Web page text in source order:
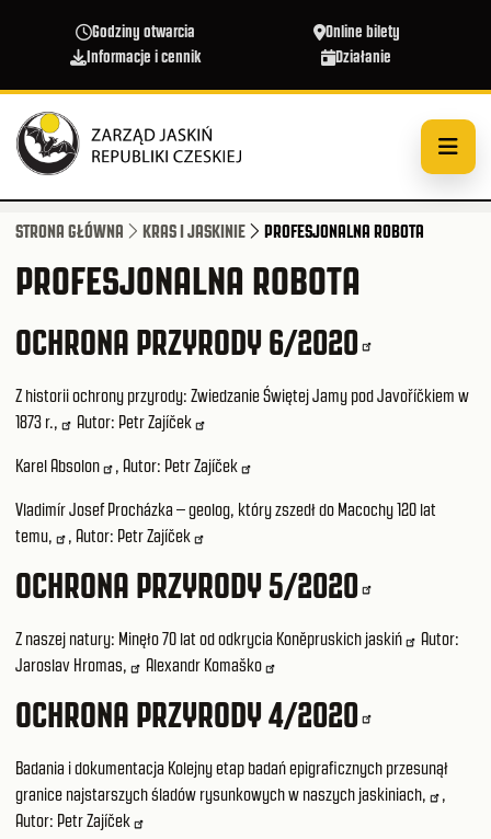
Godziny otwarcia
Online bilety
Informacje i cennik
Działanie
STRONA GŁÓWNA KRAS I JASKINIE PROFESJONALNA ROBOTA
PROFESJONALNA ROBOTA
OCHRONA PRZYRODY 6/2020
Z historii ochrony przyrody: Zwiedzanie Świętej Jamy pod Javoříčkiem w
1873 r.,
Autor: Petr Zajíček
Karel Absolon , Autor: Petr Zajíček
Vladimír Josef Procházka – geolog, który zszedł do Macochy 120 lat
temu,
, Autor: Petr Zajíček
OCHRONA PRZYRODY 5/2020
Z naszej natury: Minęło 70 lat od odkrycia Koněpruskich jaskiń
Autor:
Jaroslav Hromas,
Alexandr Komaško
OCHRONA PRZYRODY 4/2020
Badania i dokumentacja Kolejny etap badań epigraficznych przesunął
granice najstarszych śladów rysunkowych w naszych jaskiniach,
,
Autor: Petr Zajíček